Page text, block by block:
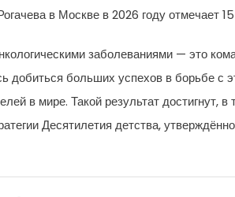
в Москве в 2026 году отмечает
заболеваниями — это
добиться больших успехов в борьбе
в мире. Такой результат достигнут,
Десятилетия детства,